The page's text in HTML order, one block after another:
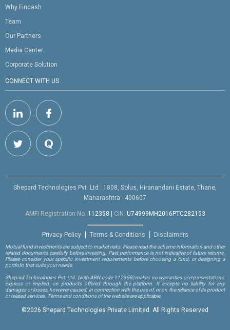
Why Fincash
Team
Our Partners
Media Center
Corporate Solution
CONNECT WITH US
Shepard Technologies Pvt. Ltd : 1808, Solus, Hiranandani Estate, Thane,
Maharashtra - 400607
AMFI Registration No. 112358 CIN: U74999MH2016PTC282153
Privacy Policy Terms & Conditions Disclaimers
Mutual fund investments are subject to market risks. Please read the scheme information and other
related documents carefully before investing. Past performance is not indicative of future returns.
Please consider your specific investment requirements before choosing a fund, or designing a
portfolio that suits your needs.
Shepard Technologies Pvt. Ltd. (with ARN code 112358)makes no warranties or representations,
express or implied, on products offered through the platform. It accepts no liability for any
damages or losses, however caused, in connection with the use of, or on the reliance of its product
or related services. Terms and conditions of the website are applicable.
©2026 Shepard Technologies Private Limited. All Rights Reserved